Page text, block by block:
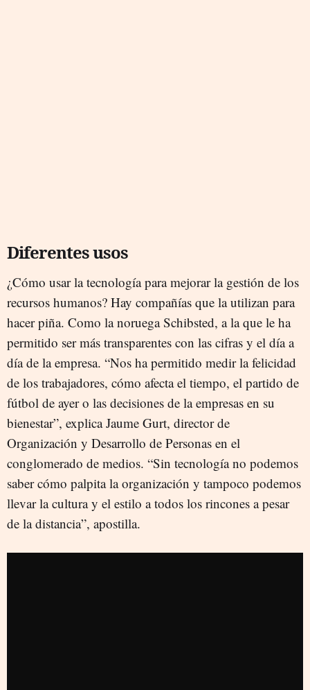
Diferentes usos
¿Cómo usar la tecnología para mejorar la gestión de los
recursos humanos? Hay compañías que la utilizan para
hacer piña. Como la noruega Schibsted, a la que le ha
permitido ser más transparentes con las cifras y el día a
día de la empresa. “Nos ha permitido medir la felicidad
de los trabajadores, cómo afecta el tiempo, el partido de
fútbol de ayer o las decisiones de la empresas en su
bienestar”, explica Jaume Gurt, director de
Organización y Desarrollo de Personas en el
conglomerado de medios. “Sin tecnología no podemos
saber cómo palpita la organización y tampoco podemos
llevar la cultura y el estilo a todos los rincones a pesar
de la distancia”, apostilla.